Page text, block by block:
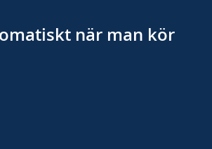
när man kör